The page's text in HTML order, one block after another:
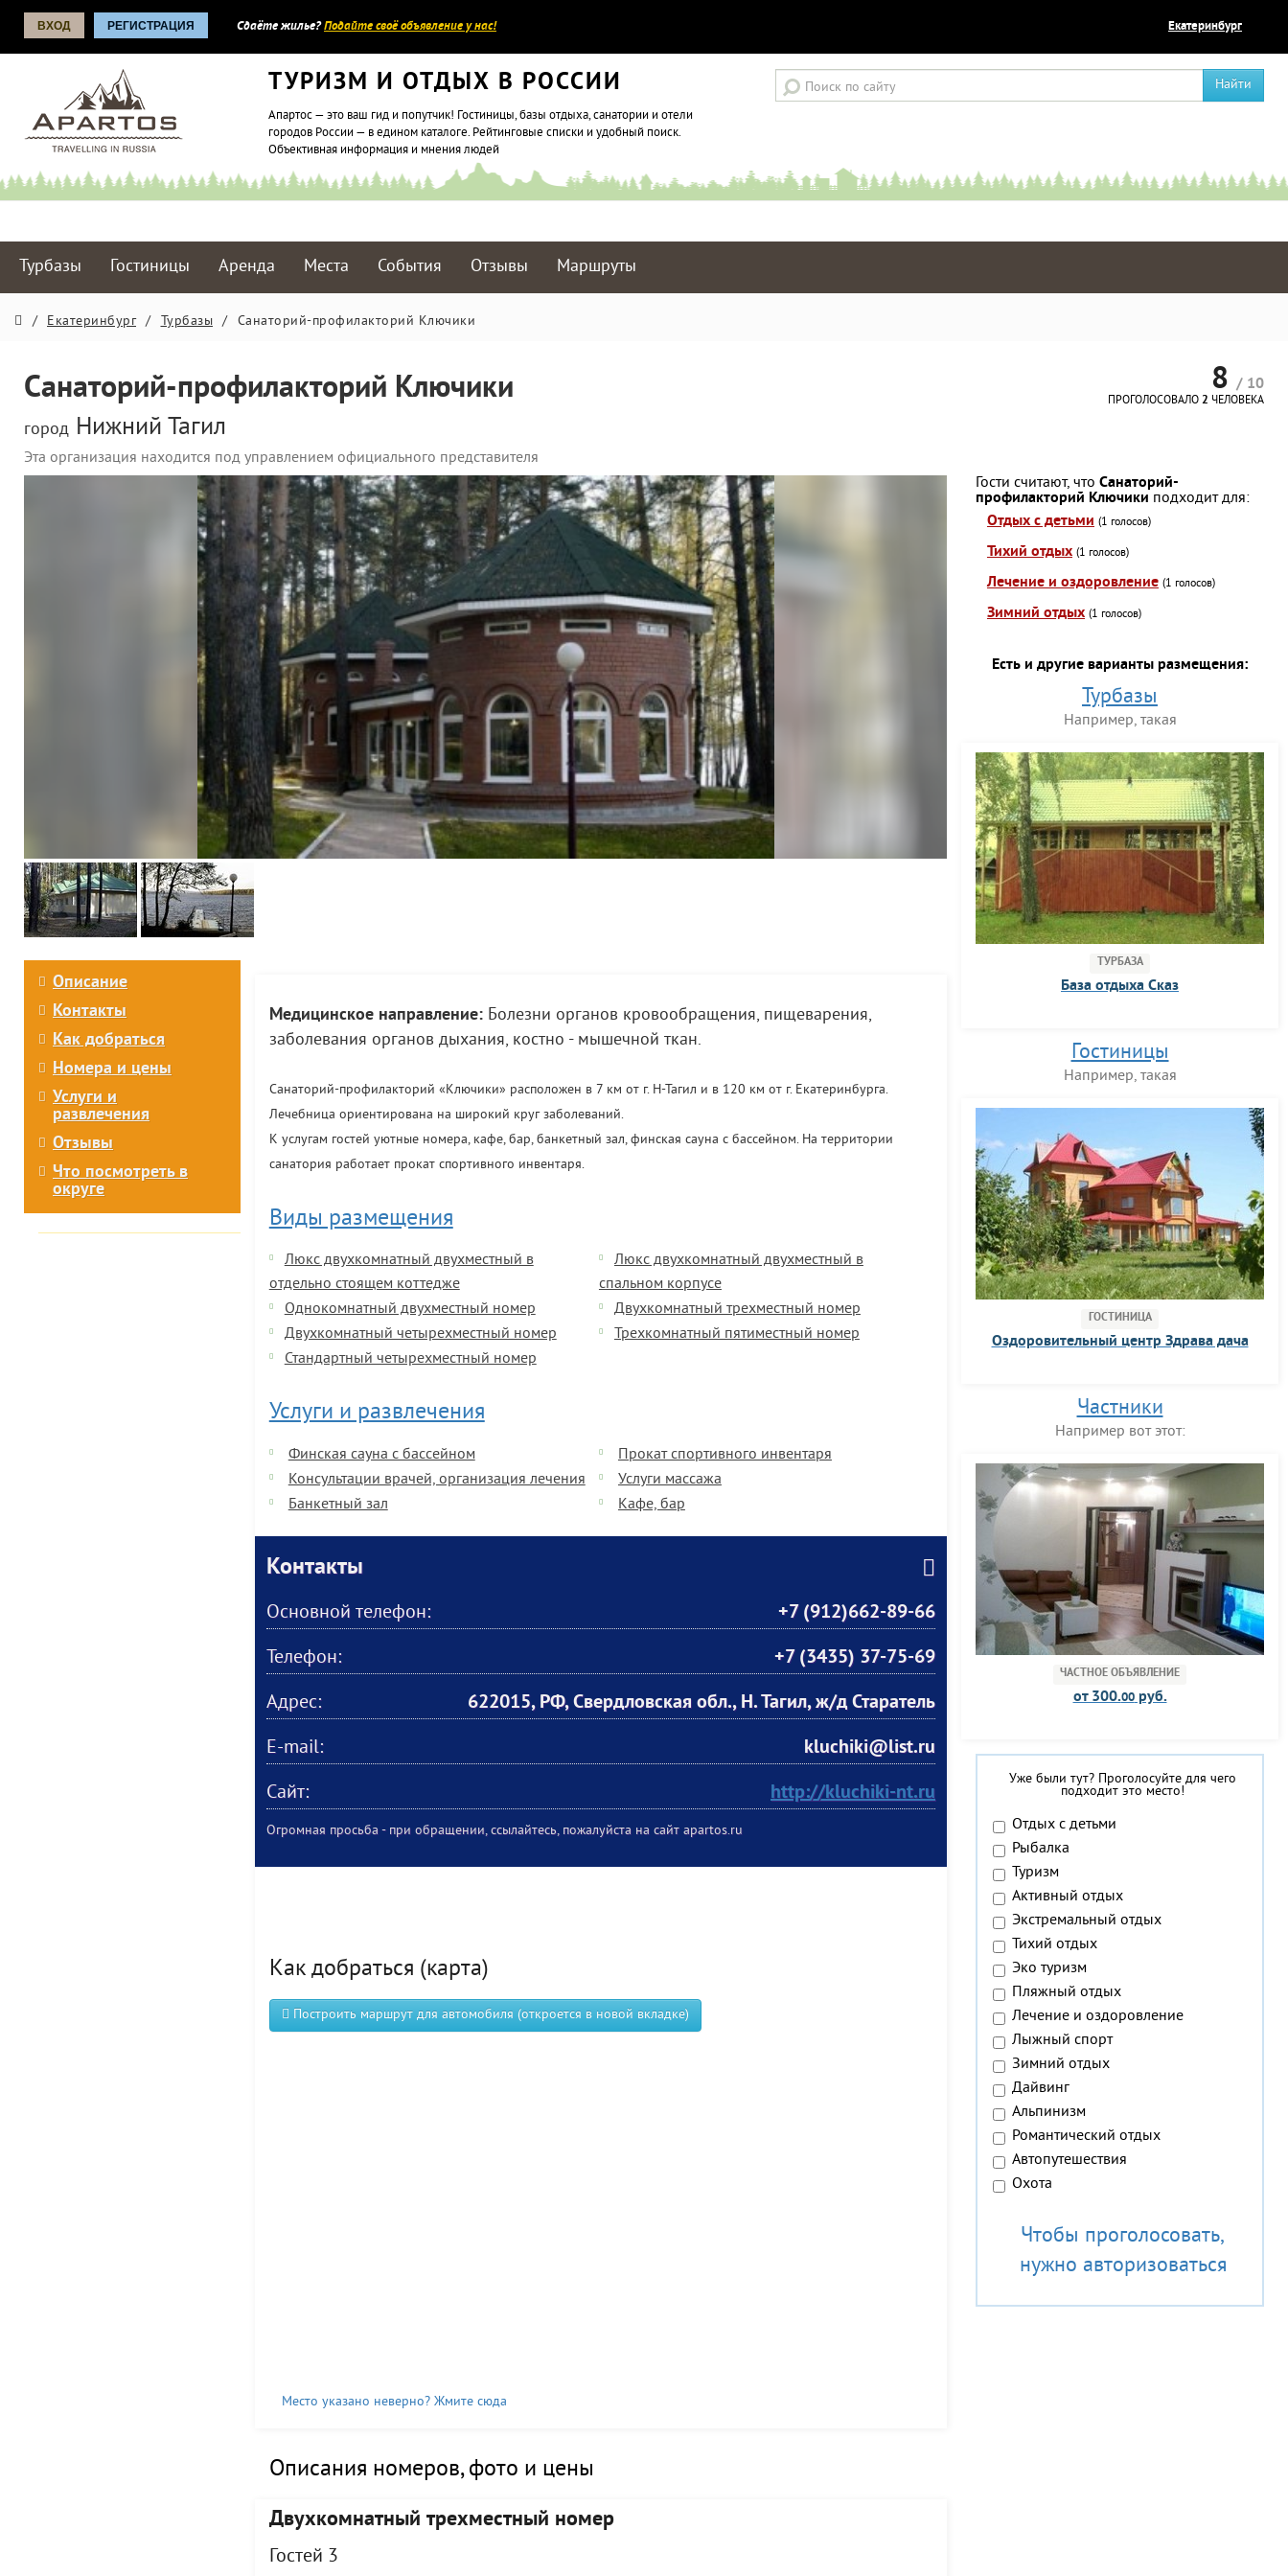
ВХОД РЕГИСТРАЦИЯ Сдаёте жилье?Подайте своё объявление у нас! Екатеринбург
ТУРИЗМ И ОТДЫХ В РОССИИ
Апартос — это ваш гид и попутчик! Гостиницы, базы отдыха, санатории и отели
городов России — в едином каталоге. Рейтинговые списки и удобный поиск.
Объективная информация и мнения людей
Найти
Турбазы Гостиницы Аренда Места События Отзывы Маршруты
/ Екатеринбург / Турбазы / Санаторий-профилакторий Ключики
Санаторий-профилакторий Ключики
город Нижний Тагил
8 / 10
ПРОГОЛОСОВАЛО 2 ЧЕЛОВЕКА
Эта организация находится под управлением официального представителя
Описание
Контакты
Как добраться
Номера и цены
Услуги и
развлечения
Отзывы
Что посмотреть в
округе
Медицинское направление:Болезни органов кровообращения, пищеварения,
заболевания органов дыхания, костно - мышечной ткан.
Санаторий-профилакторий «Ключики» расположен в 7 км от г. Н-Тагил и в 120 км от г. Екатеринбурга.
Лечебница ориентирована на широкий круг заболеваний.
К услугам гостей уютные номера, кафе, бар, банкетный зал, финская сауна с бассейном. На территории
санатория работает прокат спортивного инвентаря.
Виды размещения
Люкс двухкомнатный двухместный в
отдельно стоящем коттедже
Люкс двухкомнатный двухместный в
спальном корпусе
Однокомнатный двухместный номер
Двухкомнатный трехместный номер
Двухкомнатный четырехместный номер
Трехкомнатный пятиместный номер
Стандартный четырехместный номер
Услуги и развлечения
Финская сауна с бассейном
Прокат спортивного инвентаря
Консультации врачей, организация лечения
Услуги массажа
Банкетный зал
Кафе, бар
Контакты
Основной телефон:
+7 (912)662-89-66
Телефон:
+7 (3435) 37-75-69
Адрес:
622015, РФ, Свердловская обл., Н. Тагил, ж/д Старатель
E-mail:
kluchiki@list.ru
Сайт:
http://kluchiki-nt.ru
Огромная просьба - при обращении, ссылайтесь, пожалуйста на сайт apartos.ru
Как добраться (карта)
Построить маршрут для автомобиля (откроется в новой вкладке)
Место указано неверно? Жмите сюда
Описания номеров, фото и цены
Двухкомнатный трехместный номер
Гостей 3
Гости считают, что Санаторий-
профилакторий Ключики подходит для:
Отдых с детьми (1 голосов)
Тихий отдых (1 голосов)
Лечение и оздоровление (1 голосов)
Зимний отдых (1 голосов)
Есть и другие варианты размещения:
Турбазы
Например, такая
ТУРБАЗА
База отдыха Сказ
Гостиницы
Например, такая
ГОСТИНИЦА
Оздоровительный центр Здрава дача
Частники
Например вот этот:
ЧАСТНОЕ ОБЪЯВЛЕНИЕ
от 300.00руб.
Уже были тут? Проголосуйте для чего
подходит это место!
Отдых с детьми
Рыбалка
Туризм
Активный отдых
Экстремальный отдых
Тихий отдых
Эко туризм
Пляжный отдых
Лечение и оздоровление
Лыжный спорт
Зимний отдых
Дайвинг
Альпинизм
Романтический отдых
Автопутешествия
Охота
Чтобы проголосовать,
нужно авторизоваться